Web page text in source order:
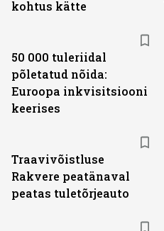
kohtus kätte
50 000 tuleriidal
põletatud nõida:
Euroopa inkvisitsiooni
keerises
Traavivõistluse
Rakvere peatänaval
peatas tuletõrjeauto